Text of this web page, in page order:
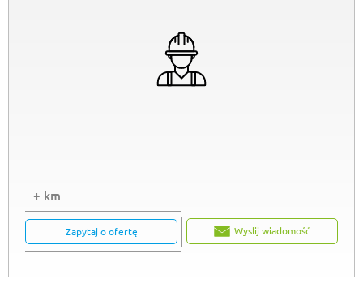
+ km
Zapytaj o ofertę Wyslij wiadomość